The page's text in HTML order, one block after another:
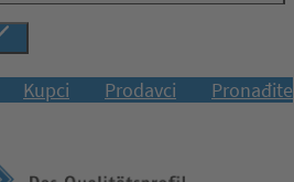
Kupci Prodavci
Pronađite